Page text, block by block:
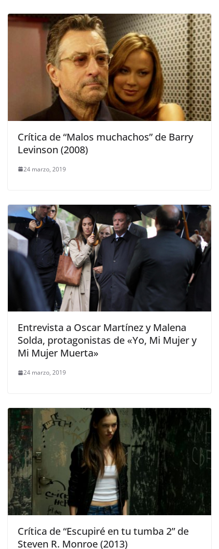
Crítica de “Malos muchachos” de Barry
Levinson (2008)
24 marzo, 2019
Entrevista a Oscar Martínez y Malena
Solda, protagonistas de «Yo, Mi Mujer y
Mi Mujer Muerta»
24 marzo, 2019
Crítica de “Escupiré en tu tumba 2” de
Steven R. Monroe (2013)